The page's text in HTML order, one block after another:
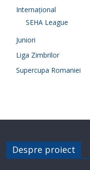
Internațional
SEHA League
Juniori
Liga Zimbrilor
Supercupa Romaniei
Despre proiect